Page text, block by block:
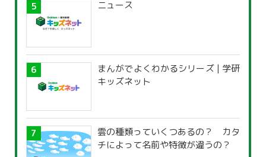
ニュース
まんがでよくわかるシリーズ | 学研
キッズネット
雲の種類っていくつあるの？ カタ
チによって名前や特徴が違うの？